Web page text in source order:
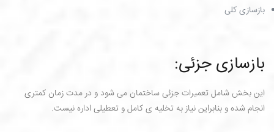
بازسازی کلی
بازسازی جزئی:
این بخش شامل تعمیرات جزئی ساختمان می شود و در مدت زمان کمتری
انجام شده و بنابراین نیاز به تخلیه ی کامل و تعطیلی اداره نیست.